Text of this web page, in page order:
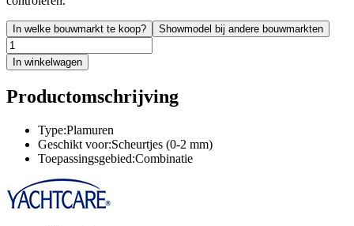
In welke bouwmarkt te koop? Showmodel bij andere bouwmarkten
In winkelwagen
Productomschrijving
Type:Plamuren
Geschikt voor:Scheurtjes (0-2 mm)
Toepassingsgebied:Combinatie